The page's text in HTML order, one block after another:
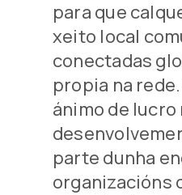
para que
xeito local
conectadas
propia na
ánimo de
parte dunha
organizacións